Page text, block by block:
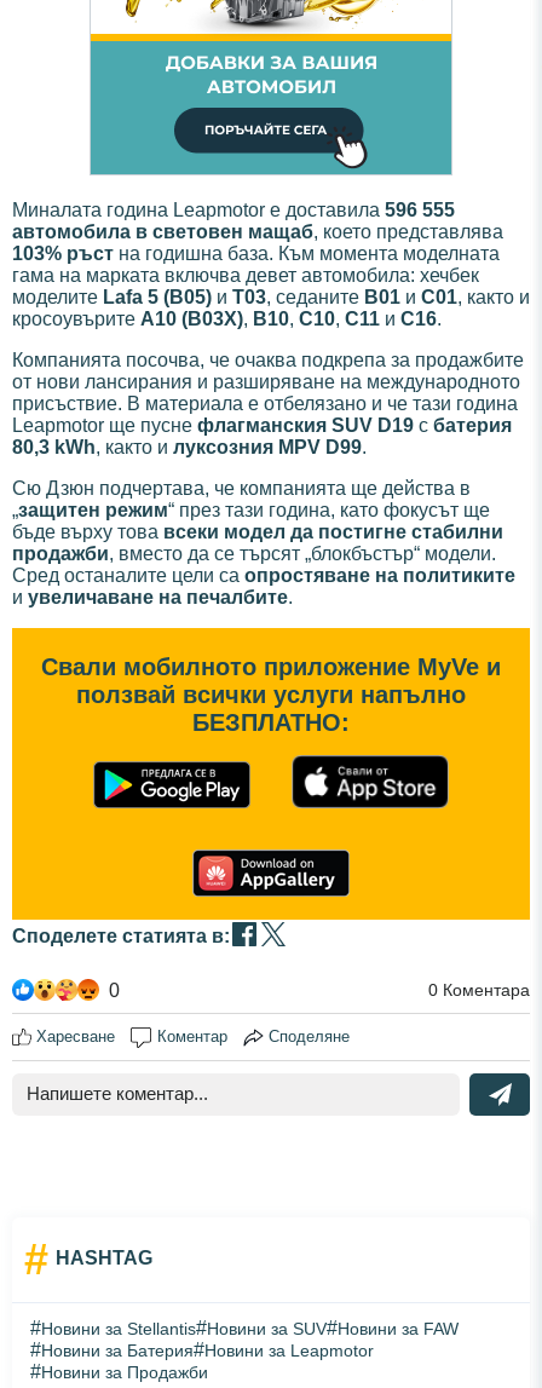
Миналата година Leapmotor е доставила 596 555
автомобила в световен мащаб, което представлява
103% ръст на годишна база. Към момента моделната
гама на марката включва девет автомобила: хечбек
моделите Lafa 5 (B05) и T03, седаните B01 и C01, както и
кросоувърите A10 (B03X), B10, C10, C11 и C16.
Компанията посочва, че очаква подкрепа за продажбите
от нови лансирания и разширяване на международното
присъствие. В материала е отбелязано и че тази година
Leapmotor ще пусне флагманския SUV D19 с батерия
80,3 kWh, както и луксозния MPV D99.
Сю Дзюн подчертава, че компанията ще действа в
„защитен режим“ през тази година, като фокусът ще
бъде върху това всеки модел да постигне стабилни
продажби, вместо да се търсят „блокбъстър“ модели.
Сред останалите цели са опростяване на политиките
и увеличаване на печалбите.
Свали мобилното приложение MyVe и
ползвай всички услуги напълно
БЕЗПЛАТНО:
Споделете статията в:
0 0 Коментара
Харесване Коментар Споделяне
# HASHTAG
#Новини за Stellantis#Новини за SUV#Новини за FAW
#Новини за Батерия#Новини за Leapmotor
#Новини за Продажби